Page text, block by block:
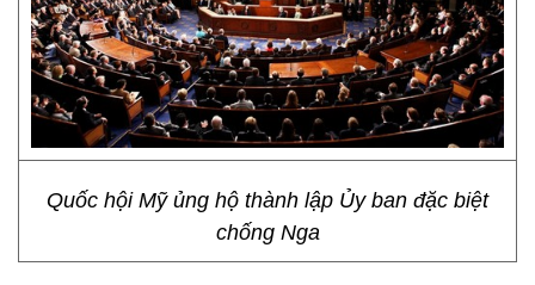
Quốc hội Mỹ ủng hộ thành lập Ủy ban đặc biệt
chống Nga